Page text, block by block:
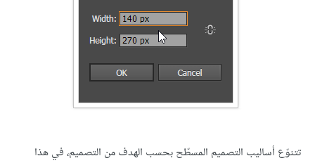
تتنوّع أساليب التصميم المسطّح بحسب الهدف من التصميم، في هذا